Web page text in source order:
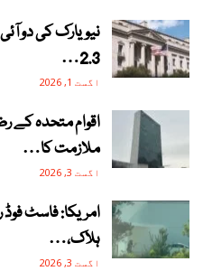
نیویارک کی دو
2.3…
اگست 1, 2026
اقوام متحدہ کے
ملازمت کا…
اگست 3, 2026
ہلاک،…
اگست 3, 2026